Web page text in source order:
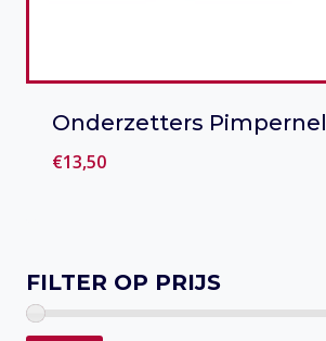
Onderzetters Pimpernel
€13,50
FILTER OP PRIJS